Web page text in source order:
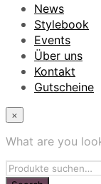
News
Stylebook
Events
Über uns
Kontakt
Gutscheine
×
What are you